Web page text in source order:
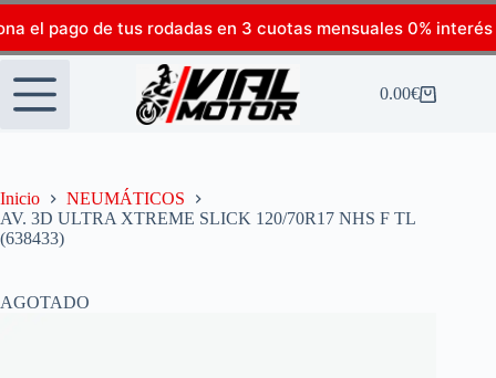
el pago de tus rodadas en 3 cuotas mensuales 0% interés
0.00€
Inicio
NEUMÁTICOS
AV. 3D ULTRA XTREME SLICK 120/70R17 NHS F TL
(638433)
AGOTADO